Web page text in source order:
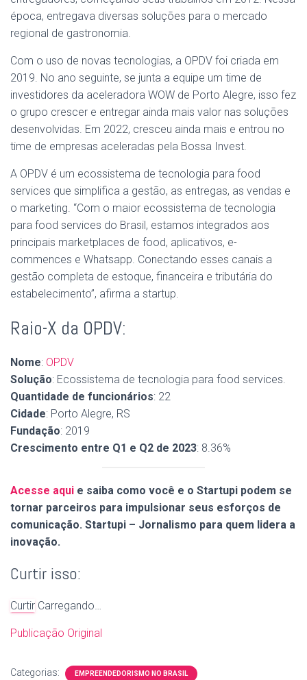
época, entregava diversas soluções para o mercado
regional de gastronomia.
Com o uso de novas tecnologias, a OPDV foi criada em
2019. No ano seguinte, se junta a equipe um time de
investidores da aceleradora WOW de Porto Alegre, isso fez
o grupo crescer e entregar ainda mais valor nas soluções
desenvolvidas. Em 2022, cresceu ainda mais e entrou no
time de empresas aceleradas pela Bossa Invest.
A OPDV é um ecossistema de tecnologia para food
services que simplifica a gestão, as entregas, as vendas e
o marketing. “Com o maior ecossistema de tecnologia
para food services do Brasil, estamos integrados aos
principais marketplaces de food, aplicativos, e-
commences e Whatsapp. Conectando esses canais a
gestão completa de estoque, financeira e tributária do
estabelecimento”, afirma a startup.
Raio-X da OPDV:
Nome: OPDV
Solução: Ecossistema de tecnologia para food services.
Quantidade de funcionários: 22
Cidade: Porto Alegre, RS
Fundação: 2019
Crescimento entre Q1 e Q2 de 2023: 8.36%
Acesse aqui e saiba como você e o Startupi podem se
tornar parceiros para impulsionar seus esforços de
comunicação. Startupi – Jornalismo para quem lidera a
inovação.
Curtir isso:
Curtir Carregando…
Publicação Original
Categorias: EMPREENDEDORISMO NO BRASIL